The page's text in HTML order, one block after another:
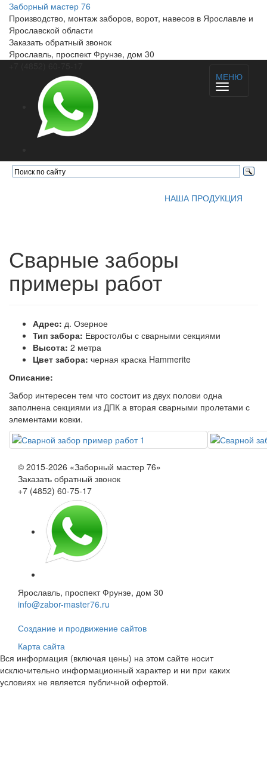
Заборный мастер 76
Производство, монтаж заборов, ворот, навесов в Ярославле и
Ярославской области
Заказать обратный звонок
Ярославль, проспект Фрунзе, дом 30
МЕНЮ
НАША ПРОДУКЦИЯ
Сварные заборы
примеры работ
Адрес: д. Озерное
Тип забора: Евростолбы с сварными секциями
Высота: 2 метра
Цвет забора: черная краска Hammerite
Описание:
Забор интересен тем что состоит из двух полови одна
заполнена секциями из ДПК а вторая сварными пролетами с
элементами ковки.
© 2015-2026 «Заборный мастер 76»
Заказать обратный звонок
+7 (4852) 60-75-17
Ярославль, проспект Фрунзе, дом 30
info@zabor-master76.ru
Создание и продвижение сайтов
Карта сайта
Вся информация (включая цены) на этом сайте носит
исключительно информационный характер и ни при каких
условиях не является публичной офертой.